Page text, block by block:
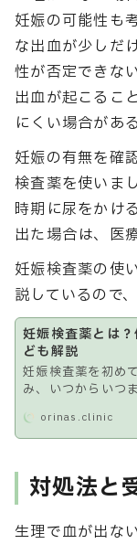
妊娠の可能性も
な出血が少しだ
性が否定できな
出血が起こるこ
にくい場合があ
妊娠の有無を確
検査薬を使いま
時期に尿をかけ
出た場合は、医
妊娠検査薬の使
説しているので
妊娠検査薬とは
ども解説
妊娠検査薬を初め
み、いつからいつ
orinas.clinic
対処法と
生理で血が出な